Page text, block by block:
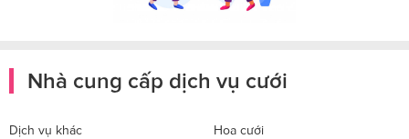
Nhà cung cấp dịch vụ cưới
Dịch vụ khác Hoa cưới